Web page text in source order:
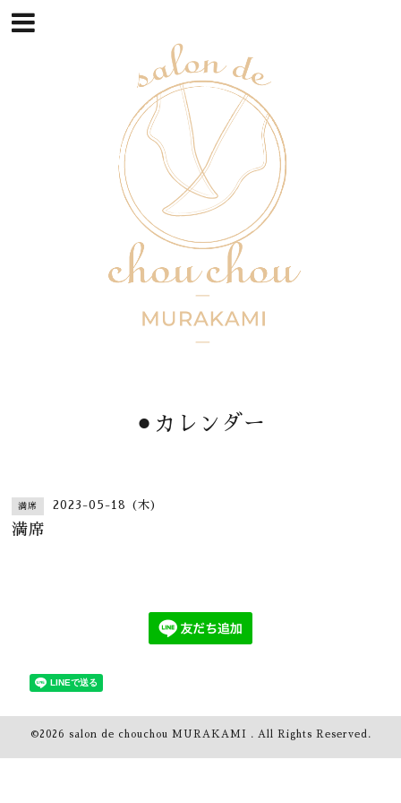
⚫︎カレンダー
満席 2023-05-18 (木)
満席
©2026 salon de chouchou MURAKAMI . All Rights Reserved.